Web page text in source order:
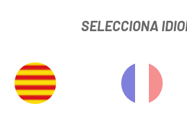
la millor proteïna, cosa que equival a
SELECCIONA